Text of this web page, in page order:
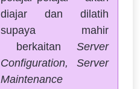
diajar dan dilatih
supaya mahir
berkaitan Server
Configuration, Server
Maintenance